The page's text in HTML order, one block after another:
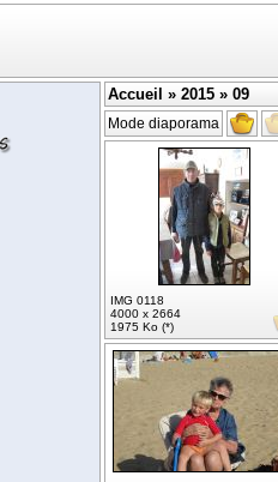
Accueil » 2015 » 09
Mode diaporama
IMG 0118
4000 x 2664
1975 Ko (*)